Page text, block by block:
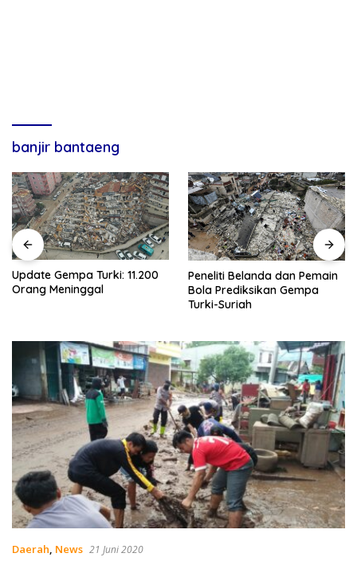
banjir bantaeng
Update Gempa Turki: 11.200
Orang Meninggal
Peneliti Belanda dan Pemain
Bola Prediksikan Gempa
Turki-Suriah
Daerah, News 21 Juni 2020